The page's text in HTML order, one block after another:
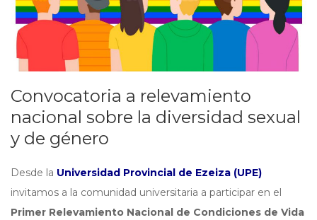
Convocatoria a relevamiento
nacional sobre la diversidad sexual
y de género
Desde la Universidad Provincial de Ezeiza (UPE)
invitamos a la comunidad universitaria a participar en el
Primer Relevamiento Nacional de Condiciones de Vida